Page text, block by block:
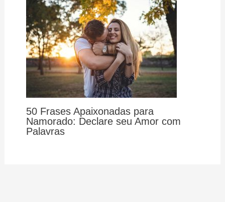
50 Frases Apaixonadas para
Namorado: Declare seu Amor com
Palavras